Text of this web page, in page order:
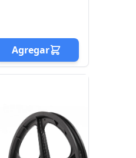
Agregar